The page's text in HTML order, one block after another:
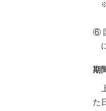
⑥
期
た